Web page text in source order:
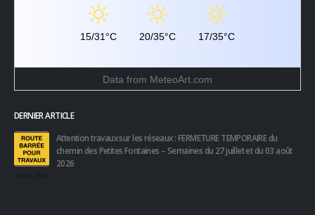
15/31°C 20/35°C 17/35°C
Data from MeteoArt.com
DERNIER ARTICLE
Attention travaux sur les réseaux : FERMETURE TEMPORAIRE du
chemin des Petites Fontaines – Semaines du 27 juillet et du 03 août
2026